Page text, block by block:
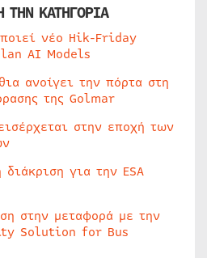
ΤΗΝ ΚΑΤΗΓΟΡΙΑ
νέο Hik-Friday
AI Models
ανοίγει την πόρτα στη
της Golmar
στην εποχή των
για την ESA
στην μεταφορά με την
Solution for Bus